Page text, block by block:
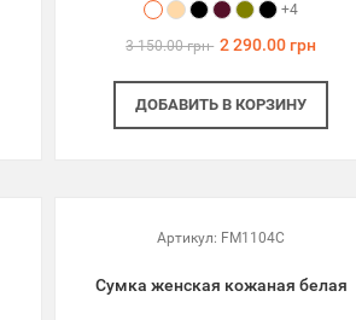
+4
3 150.00 грн 2 290.00 грн
ДОБАВИТЬ В КОРЗИНУ
Артикул: FM1104C
Сумка женская кожаная белая